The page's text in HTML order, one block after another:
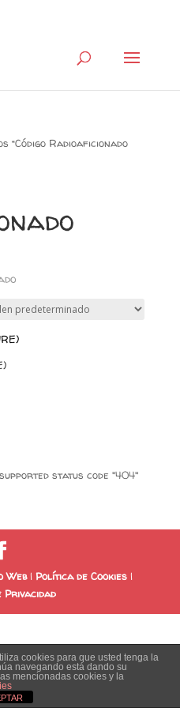
“Código Radioaficionado
status code "404"
Web|Política de Cookies |
Privacidad
cookies para que usted tenga la
navegando está dando su
mencionadas cookies y la